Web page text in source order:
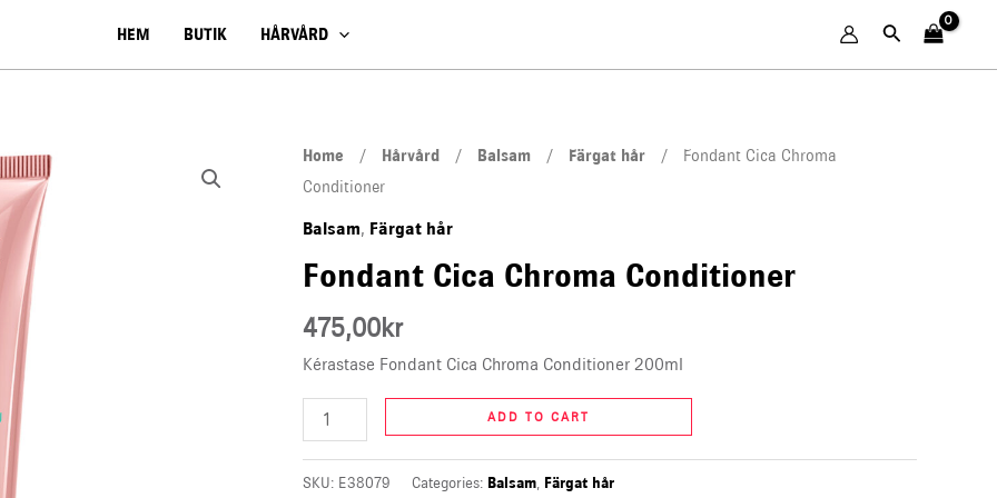
HEM BUTIK HÅRVÅRD Search
Home / Hårvård / Balsam / Färgat hår / Fondant Cica Chroma
Conditioner
Balsam, Färgat hår
Fondant Cica Chroma Conditioner
475,00kr
Kérastase Fondant Cica Chroma Conditioner 200ml
Fondant
Cica
Chroma
quantity
ADD TO CART
SKU: E38079 Categories: Balsam, Färgat hår